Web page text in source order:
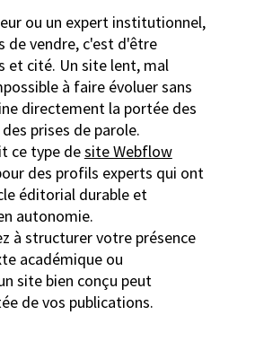
ou un expert institutionnel,
de vendre, c'est d'être
et cité. Un site lent, mal
à faire évoluer sans
directement la portée des
prises de parole.
ce type desite Webflow
des profils experts qui ont
éditorial durable et
autonomie.
à structurer votre présence
académique ou
site bien conçu peut
de vos publications.